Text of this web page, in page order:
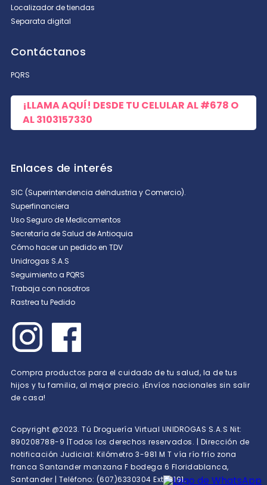
Localizador de tiendas
Separata digital
Contáctanos
PQRS
¡LLAMA AQUÍ! DESDE TU CELULAR AL#678 O
AL3103157330
Enlaces de interés
SIC (Superintendencia deIndustria y Comercio).
Superfinanciera
Uso Seguro de Medicamentos
Secretaría de Salud de Antioquia
Cómo hacer un pedido en TDV
Unidrogas S.A.S
Seguimiento a PQRS
Trabaja con nosotros
Rastrea tu Pedido
Compra productos para el cuidado de tu salud, la de tus
hijos y tu familia, al mejor precio. ¡Envíos nacionales sin salir
de casa!
Copyright @2023. Tú Droguería Virtual UNIDROGAS S.A.S Nit:
890208788-9 |Todos los derechos reservados. | Dirección de
notificación Judicial: Kilómetro 3-981 M T vía río frío zona
franca Santander manzana F bodega 6 Floridablanca,
Santander | Teléfono: (607)6330304 Ext 10191.